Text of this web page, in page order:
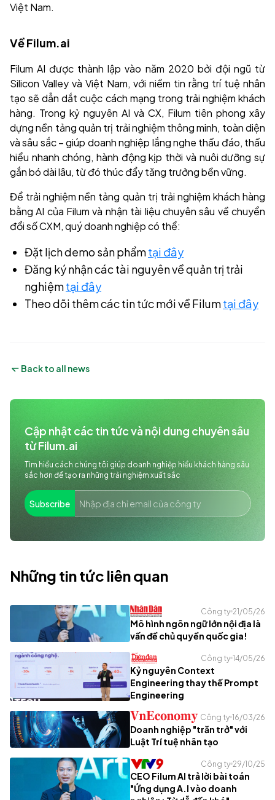
Việt Nam.
Về Filum.ai
Filum AI được thành lập vào năm 2020 bởi đội ngũ từ
Silicon Valley và Việt Nam, với niềm tin rằng trí tuệ nhân
tạo sẽ dẫn dắt cuộc cách mạng trong trải nghiệm khách
hàng. Trong kỷ nguyên AI và CX, Filum tiên phong xây
dựng nền tảng quản trị trải nghiệm thông minh, toàn diện
và sâu sắc – giúp doanh nghiệp lắng nghe thấu đáo, thấu
hiểu nhanh chóng, hành động kịp thời và nuôi dưỡng sự
gắn bó dài lâu, từ đó thúc đẩy tăng trưởng bền vững.
Để trải nghiệm nền tảng quản trị trải nghiệm khách hàng
bằng AI của Filum và nhận tài liệu chuyên sâu về chuyển
đổi số CXM, quý doanh nghiệp có thể:
Đặt lịch demo sản phẩmtại đây
Đăng ký nhận các tài nguyên về quản trị trải
nghiệmtại đây
Theo dõi thêm các tin tức mới về Filumtại đây
Back to all news
Cập nhật các tin tức và nội dung chuyên sâu
từ Filum.ai
Tìm hiểu cách chúng tôi giúp doanh nghiệp hiểu khách hàng sâu
sắc hơn để tạo ra những trải nghiệm xuất sắc
Subscribe
Những tin tức liên quan
Công ty 21/05/26
Mô hình ngôn ngữ lớn nội địa là
vấn đề chủ quyền quốc gia!
Công ty 14/05/26
Kỷ nguyên Context
Engineering thay thế Prompt
Engineering
Công ty 16/03/26
Doanh nghiệp "trăn trở" với
Luật Trí tuệ nhân tạo
Công ty 29/10/25
CEO Filum AI trả lời bài toán
"Ứng dụng A.I vào doanh